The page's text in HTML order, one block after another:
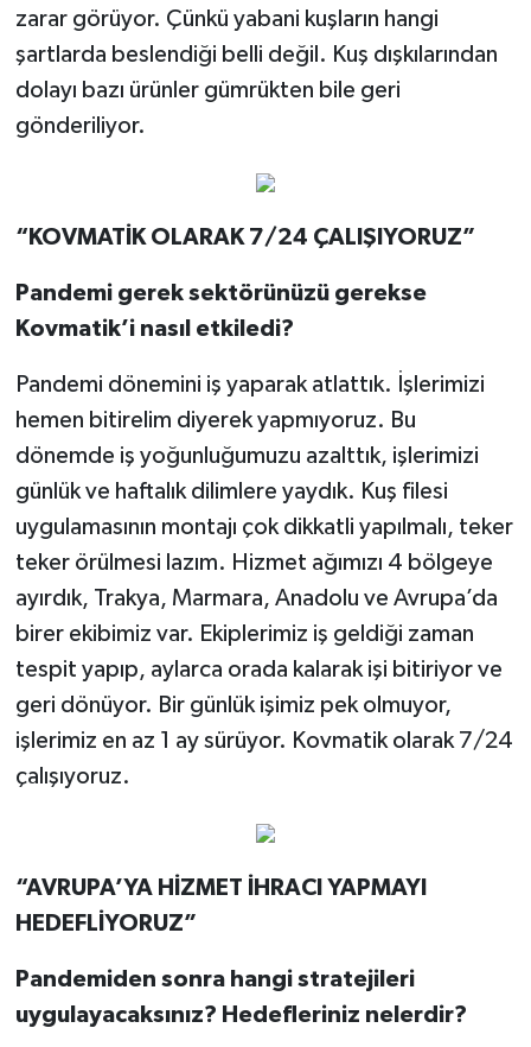
zarar görüyor. Çünkü yabani kuşların hangi
şartlarda beslendiği belli değil. Kuş dışkılarından
dolayı bazı ürünler gümrükten bile geri
gönderiliyor.
“KOVMATİK OLARAK 7/24 ÇALIŞIYORUZ”
Pandemi gerek sektörünüzü gerekse
Kovmatik’i nasıl etkiledi?
Pandemi dönemini iş yaparak atlattık. İşlerimizi
hemen bitirelim diyerek yapmıyoruz. Bu
dönemde iş yoğunluğumuzu azalttık, işlerimizi
günlük ve haftalık dilimlere yaydık. Kuş filesi
uygulamasının montajı çok dikkatli yapılmalı, teker
teker örülmesi lazım. Hizmet ağımızı 4 bölgeye
ayırdık, Trakya, Marmara, Anadolu ve Avrupa’da
birer ekibimiz var. Ekiplerimiz iş geldiği zaman
tespit yapıp, aylarca orada kalarak işi bitiriyor ve
geri dönüyor. Bir günlük işimiz pek olmuyor,
işlerimiz en az 1 ay sürüyor. Kovmatik olarak 7/24
çalışıyoruz.
“AVRUPA’YA HİZMET İHRACI YAPMAYI
HEDEFLİYORUZ”
Pandemiden sonra hangi stratejileri
uygulayacaksınız? Hedefleriniz nelerdir?